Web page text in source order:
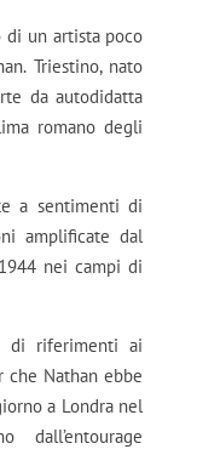
di un artista poco
Triestino, nato
da autodidatta
romano degli
a sentimenti di
amplificate dal
nei campi di
di riferimenti ai
che Nathan ebbe
a Londra nel
dall’entourage